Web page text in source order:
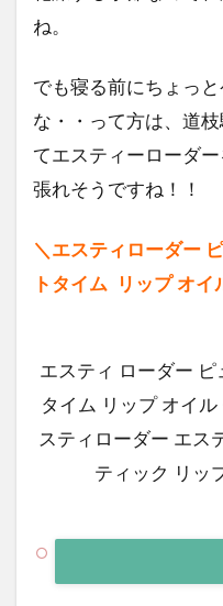
ね。
でも寝る前にちょっ
な・・って方は、道
てエスティーローダ
張れそうですね！！
＼エスティローダー
トタイム リップ オ
エスティ ローダー ピ
タイム リップ オイル
スティローダー エス
ティック リッ